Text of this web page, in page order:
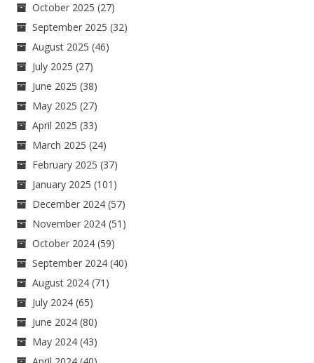
October 2025 (27)
September 2025 (32)
August 2025 (46)
July 2025 (27)
June 2025 (38)
May 2025 (27)
April 2025 (33)
March 2025 (24)
February 2025 (37)
January 2025 (101)
December 2024 (57)
November 2024 (51)
October 2024 (59)
September 2024 (40)
August 2024 (71)
July 2024 (65)
June 2024 (80)
May 2024 (43)